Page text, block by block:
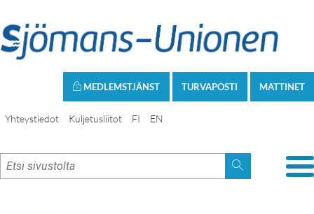
MATTINET
TURVAPOSTI
MEDLEMSTJÄNST
Yhteystiedot Kuljetusliitot FI EN